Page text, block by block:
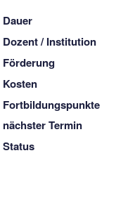
Dauer
Dozent / Institution
Förderung
Kosten
Fortbildungspunkte
nächster Termin
Status